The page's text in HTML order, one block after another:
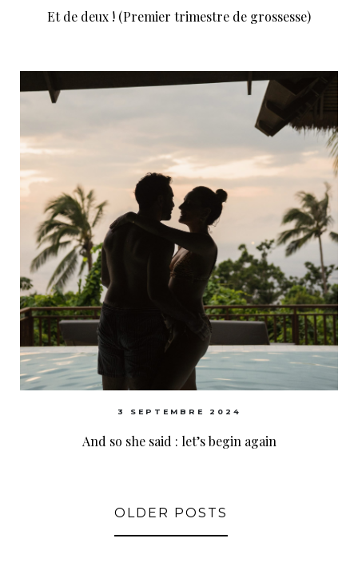
Et de deux ! (Premier trimestre de grossesse)
3 SEPTEMBRE 2024
And so she said : let’s begin again
OLDER POSTS